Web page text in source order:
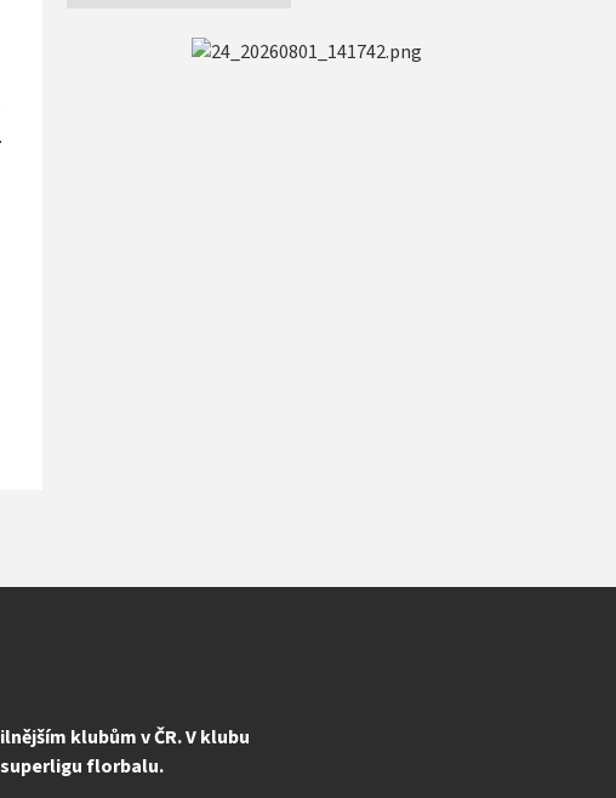
klubům v ČR. V klubu
superligu florbalu.